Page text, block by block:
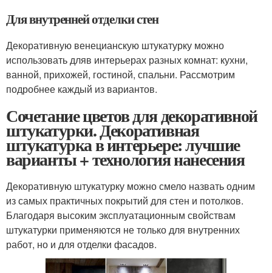
Для внутренней отделки стен
Декоративную венецианскую штукатурку можно
использовать дляв интерьерах разных комнат: кухни,
ванной, прихожей, гостиной, спальни. Рассмотрим
подробнее каждый из вариантов.
Сочетание цветов для декоративной
штукатурки. Декоративная
штукатурка в интерьере: лучшие
варианты + технология нанесения
Декоративную штукатурку можно смело назвать одним
из самых практичных покрытий для стен и потолков.
Благодаря высоким эксплуатационным свойствам
штукатурки применяются не только для внутренних
работ, но и для отделки фасадов.